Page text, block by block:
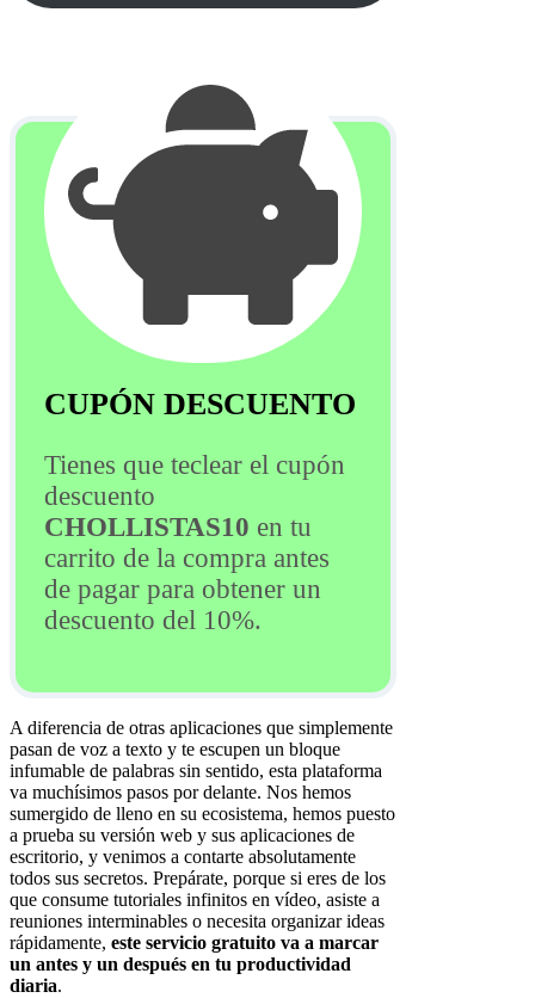
CUPÓN DESCUENTO
Tienes que teclear el cupón
descuento
CHOLLISTAS10 en tu
carrito de la compra antes
de pagar para obtener un
descuento del 10%.
A diferencia de otras aplicaciones que simplemente
pasan de voz a texto y te escupen un bloque
infumable de palabras sin sentido, esta plataforma
va muchísimos pasos por delante. Nos hemos
sumergido de lleno en su ecosistema, hemos puesto
a prueba su versión web y sus aplicaciones de
escritorio, y venimos a contarte absolutamente
todos sus secretos. Prepárate, porque si eres de los
que consume tutoriales infinitos en vídeo, asiste a
reuniones interminables o necesita organizar ideas
rápidamente, este servicio gratuito va a marcar
un antes y un después en tu productividad
diaria.